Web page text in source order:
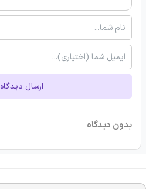
ارسال دیدگاه
بدون دیدگاه